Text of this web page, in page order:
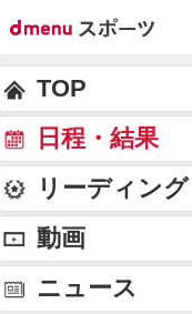
TOP
日程・結果
リーディング
動画
ニュース